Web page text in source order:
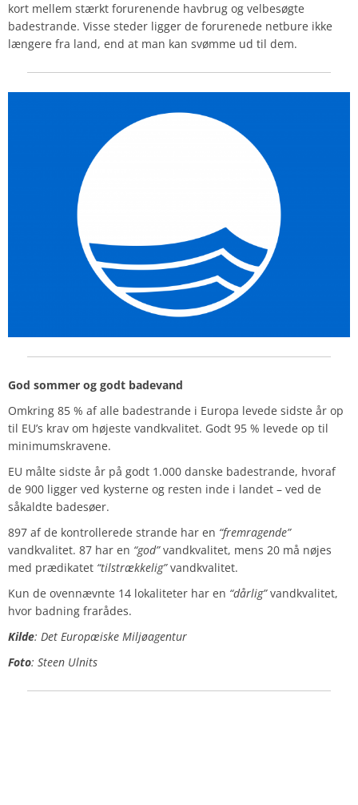
kort mellem stærkt forurenende havbrug og velbesøgte
badestrande. Visse steder ligger de forurenede netbure ikke
længere fra land, end at man kan svømme ud til dem.
God sommer og godt badevand
Omkring 85 % af alle badestrande i Europa levede sidste år op
til EU’s krav om højeste vandkvalitet. Godt 95 % levede op til
minimumskravene.
EU målte sidste år på godt 1.000 danske badestrande, hvoraf
de 900 ligger ved kysterne og resten inde i landet – ved de
såkaldte badesøer.
897 af de kontrollerede strande har en “fremragende”
vandkvalitet. 87 har en “god”vandkvalitet, mens 20 må nøjes
med prædikatet “tilstrækkelig”vandkvalitet.
Kun de ovennævnte 14 lokaliteter har en “dårlig”vandkvalitet,
hvor badning frarådes.
Kilde: Det Europæiske Miljøagentur
Foto: Steen Ulnits